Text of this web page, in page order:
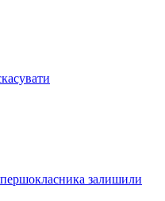
першокласника залишили